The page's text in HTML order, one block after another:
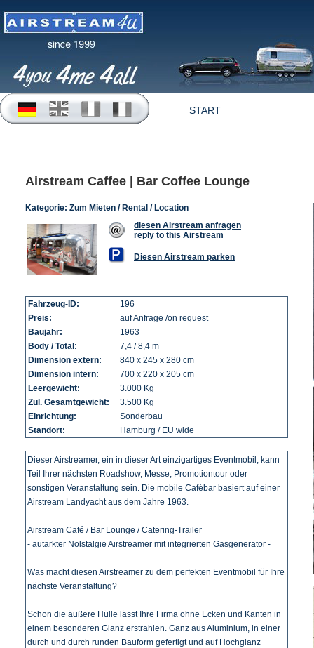
START
Airstream Caffee | Bar Coffee Lounge
Kategorie: Zum Mieten / Rental / Location
diesen Airstream anfragen
reply to this Airstream
Diesen Airstream parken
Fahrzeug-ID:
196
Preis:
auf Anfrage /on request
Baujahr:
1963
Body / Total:
7,4 / 8,4 m
Dimension extern:
840 x 245 x 280 cm
Dimension intern:
700 x 220 x 205 cm
Leergewicht:
3.000 Kg
Zul. Gesamtgewicht:
3.500 Kg
Einrichtung:
Sonderbau
Standort:
Hamburg / EU wide
Dieser Airstreamer, ein in dieser Art einzigartiges Eventmobil, kann
Teil Ihrer nächsten Roadshow, Messe, Promotiontour oder
sonstigen Veranstaltung sein. Die mobile Cafébar basiert auf einer
Airstream Landyacht aus dem Jahre 1963.
Airstream Café / Bar Lounge / Catering-Trailer
- autarkter Nolstalgie Airstreamer mit integrierten Gasgenerator -
Was macht diesen Airstreamer zu dem perfekten Eventmobil für Ihre
nächste Veranstaltung?
Schon die äußere Hülle lässt Ihre Firma ohne Ecken und Kanten in
einem besonderen Glanz erstrahlen. Ganz aus Aluminium, in einer
durch und durch runden Bauform gefertigt und auf Hochglanz